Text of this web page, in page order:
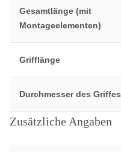
Gesamtlänge (mit
Montageelementen)
Grifflänge
Durchmesser des Griffes
Zusätzliche Angaben